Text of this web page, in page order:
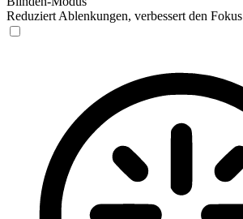
Reduziert Ablenkungen, verbessert den Fokus